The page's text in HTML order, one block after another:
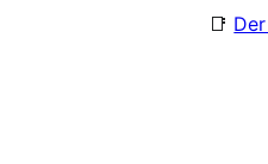
📑